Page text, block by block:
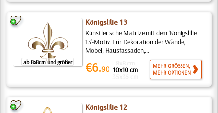
ab 8x8cm und größer
Königslilie 13
Künstlerische Matrize mit dem 'Königslilie
13'-Motiv. Für Dekoration der Wände,
Möbel, Hausfassaden,...
€6.90 10x10 cm
MEHR GRÖSSEN,
MEHR OPTIONEN
Königslilie 12